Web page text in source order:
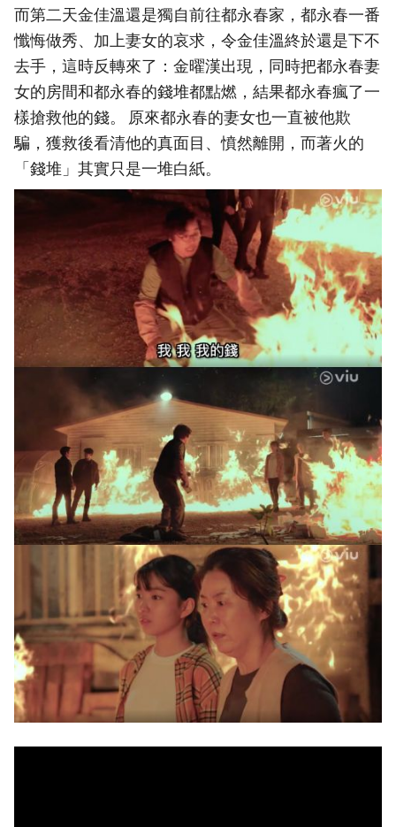
而第二天金佳溫還是獨自前往都永春家，都永春一番
懺悔做秀、加上妻女的哀求，令金佳溫終於還是下不
去手，這時反轉來了：金曜漢出現，同時把都永春妻
女的房間和都永春的錢堆都點燃，結果都永春瘋了一
樣搶救他的錢。 原來都永春的妻女也一直被他欺
騙，獲救後看清他的真面目、憤然離開，而著火的
「錢堆」其實只是一堆白紙。